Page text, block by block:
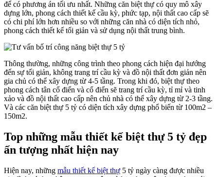
để có phương án tối ưu nhất. Những căn biệt thự có quy mô xây
dựng lớn, phong cách thiết kế cầu kỳ, phức tạp, nội thất cao cấp sẽ
có chi phí lớn hơn nhiều so với những căn nhà có diện tích nhỏ,
phong cách thiết kế tối giản và sử dụng nội thất trung bình.
Thông thường, những công trình theo phong cách hiện đại hướng
đến sự tối giản, không trang trí cầu kỳ và đồ nội thất đơn giản nên
gia chủ có thể xây dựng từ 4-5 tầng. Trong khi đó, biệt thự theo
phong cách tân cổ điển và cổ điển sẽ trang trí cầu kỳ, tỉ mỉ và tinh
xảo và đồ nội thất cao cấp nên chủ nhà có thể xây dựng từ 2-3 tầng.
Và các căn biệt thự 5 tỷ có diện tích xây dựng phổ biến từ 100m2 –
150m2.
Top những mẫu thiết kế biệt thự 5 tỷ đẹp
ấn tượng nhất hiện nay
Hiện nay, những mẫu thiết kế biệt thự 5 tỷ ngày càng được nhiều